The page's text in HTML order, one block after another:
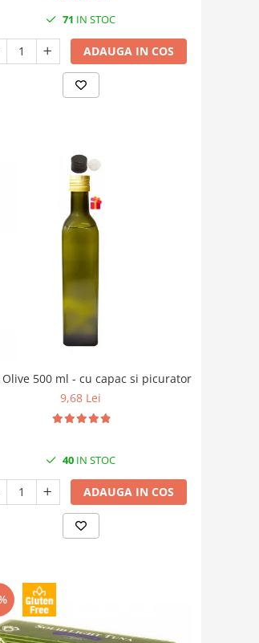
71 IN STOC
ADAUGA IN COS
Olive 500 ml - cu capac si picurator
9,68 Lei
40 IN STOC
ADAUGA IN COS